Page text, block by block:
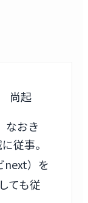
尚起
従事。
next）を
ても従